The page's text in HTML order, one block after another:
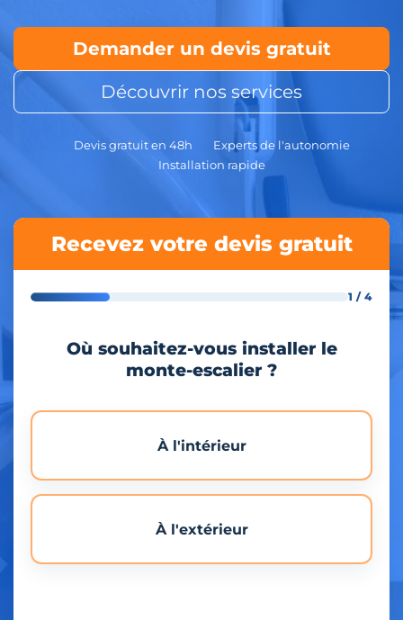
Demander un devis gratuit
Découvrir nos services
Devis gratuit en 48h
Experts de l'autonomie
Installation rapide
Recevez votre devis gratuit
1 / 4
Où souhaitez-vous installer le
monte-escalier ?
À l'intérieur
À l'extérieur